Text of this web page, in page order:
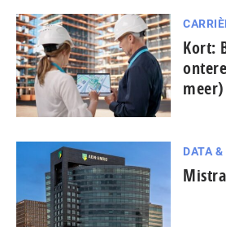
Kort:
meer)
DATA &